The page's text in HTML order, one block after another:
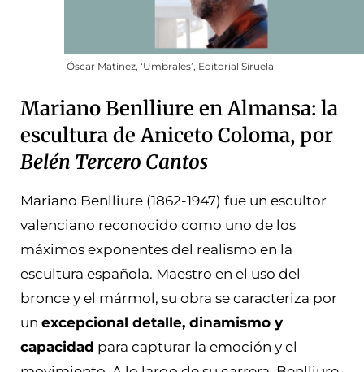
Óscar Matínez, ‘Umbrales’, Editorial Siruela
Mariano Benlliure en Almansa: la
escultura de Aniceto Coloma, por
Belén Tercero Cantos
Mariano Benlliure (1862-1947) fue un escultor
valenciano reconocido como uno de los
máximos exponentes del realismo en la
escultura española. Maestro en el uso del
bronce y el mármol, su obra se caracteriza por
un excepcional detalle, dinamismo y
capacidad para capturar la emoción y el